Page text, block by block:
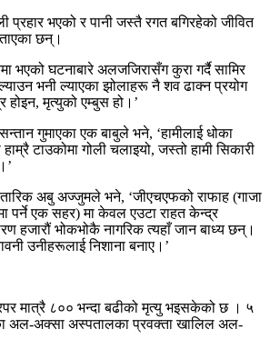
प्रहार भएको र पानी जस्तै रगत बगिरहेको जीवित
छन्।
भएको घटनाबारे अलजजिरासँग कुरा गर्दै सामिर
भनी ल्याएका झोलाहरू नै शव ढाक्न प्रयोग
होइन, मृत्युको एम्बुस हो।’
गुमाएका एक बाबुले भने, ‘हामीलाई धोका
हाम्रै टाउकोमा गोली चलाइयो, जस्तो हामी सिकारी
अबु अज्जुमले भने, ‘जीएचएफको राफाह (गाजा
पर्ने एक सहर) मा केवल एउटा राहत केन्द्र
हजारौं भोकभोकै नागरिक त्यहाँ जान बाध्य छन्।
उनीहरूलाई निशाना बनाए।’
मात्रै ८०० भन्दा बढीको मृत्यु भइसकेको छ । ५
अल-अक्सा अस्पतालका प्रवक्ता खालिल अल-